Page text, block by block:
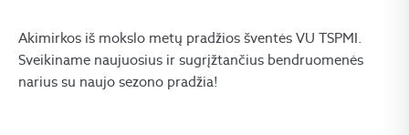
Akimirkos iš mokslo metų pradžios šventės VU TSPMI.
Sveikiname naujuosius ir sugrįžtančius bendruomenės
narius su naujo sezono pradžia!